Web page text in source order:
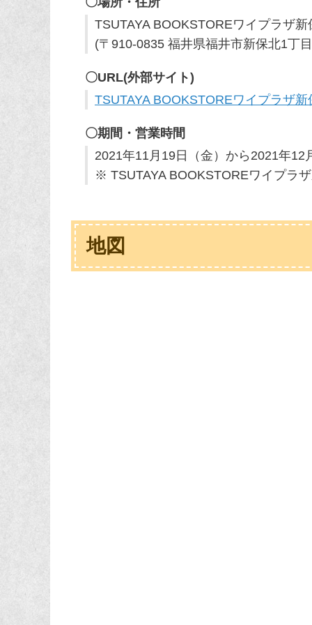
TSUTAYA BOOKSTOREワイプラザ新
(〒910-0835 福井県福井市新保北1丁
〇URL(外部サイト)
TSUTAYA BOOKSTOREワイプラザ新
〇期間・営業時間
2021年11月19日（金）から2021年12
※ TSUTAYA BOOKSTOREワイプラ
地図